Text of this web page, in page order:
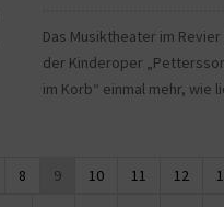
Das Musiktheater im
der Kinderoper
im Korb“ einmal mehr, wie
8 9 10 11 12